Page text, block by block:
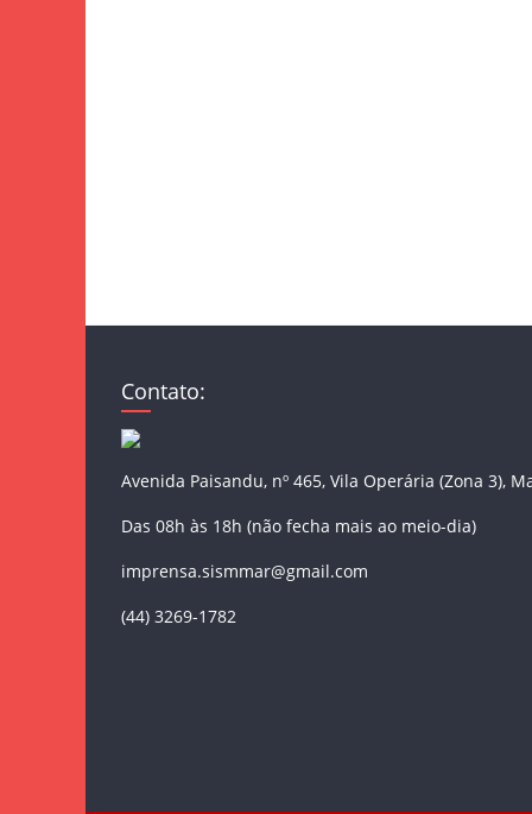
Contato:
Avenida Paisandu, nº 465, Vila Operária (Zona 3),
Das 08h às 18h (não fecha mais ao meio-dia)
imprensa.sismmar@gmail.com
(44) 3269-1782